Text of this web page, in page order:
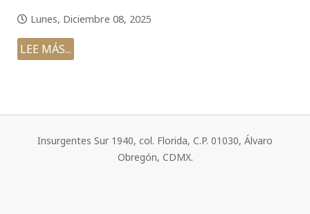
Lunes, Diciembre 08, 2025
LEE MÁS...
Insurgentes Sur 1940, col. Florida, C.P. 01030, Álvaro
Obregón, CDMX.